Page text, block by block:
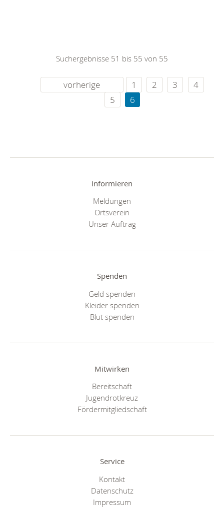
Suchergebnisse 51 bis 55 von 55
vorherige 1 2 3
4
5
6
Informieren
Meldungen
Ortsverein
Unser Auftrag
Spenden
Geld spenden
Kleider spenden
Blut spenden
Mitwirken
Bereitschaft
Jugendrotkreuz
Fördermitgliedschaft
Service
Kontakt
Datenschutz
Impressum